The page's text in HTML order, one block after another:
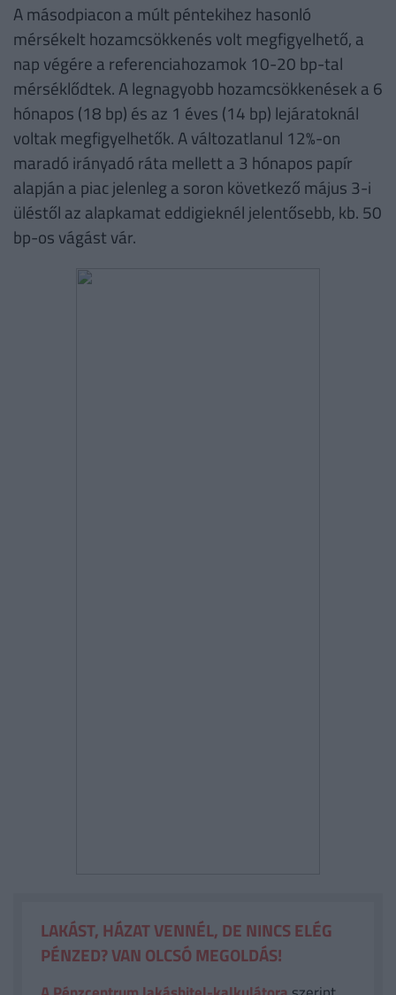
A másodpiacon a múlt péntekihez hasonló
mérsékelt hozamcsökkenés volt megfigyelhető, a
nap végére a referenciahozamok 10-20 bp-tal
mérséklődtek. A legnagyobb hozamcsökkenések a 6
hónapos (18 bp) és az 1 éves (14 bp) lejáratoknál
voltak megfigyelhetők. A változatlanul 12%-on
maradó irányadó ráta mellett a 3 hónapos papír
alapján a piac jelenleg a soron következő május 3-i
üléstől az alapkamat eddigieknél jelentősebb, kb. 50
bp-os vágást vár.
LAKÁST, HÁZAT VENNÉL, DE NINCS ELÉG
PÉNZED? VAN OLCSÓ MEGOLDÁS!